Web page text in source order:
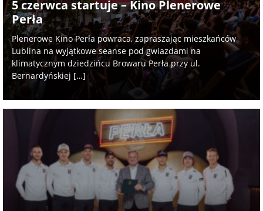
5 czerwca startuje – Kino Plenerowe
Perła
Plenerowe Kino Perła powraca, zapraszając mieszkańców
Lublina na wyjątkowe seanse pod gwiazdami na
klimatycznym dziedzińcu Browaru Perła przy ul.
Bernardyńskiej […]